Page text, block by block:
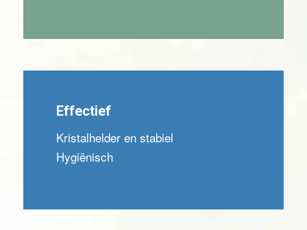
Effectief
Kristalhelder en stabiel
Hygiënisch